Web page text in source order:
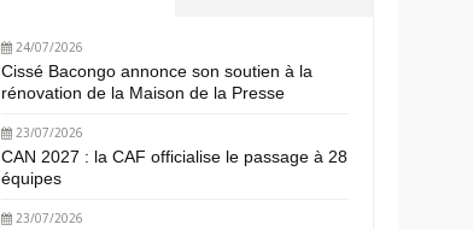
24/07/2026
Cissé Bacongo annonce son soutien à la
rénovation de la Maison de la Presse
23/07/2026
CAN 2027 : la CAF officialise le passage à 28
équipes
23/07/2026